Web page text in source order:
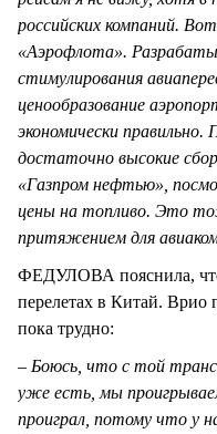
российских компаний.
«Аэрофлота».
стимулирования
ценообразование
экономически
достаточно высокие
«Газпром нефтью»,
цены на топливо. Это
притяжением для
ФЕДУЛОВА пояснила,
перелетах в Китай. Врио
пока трудно:
– Боюсь, что с той
уже есть, мы
проиграл, потому что у